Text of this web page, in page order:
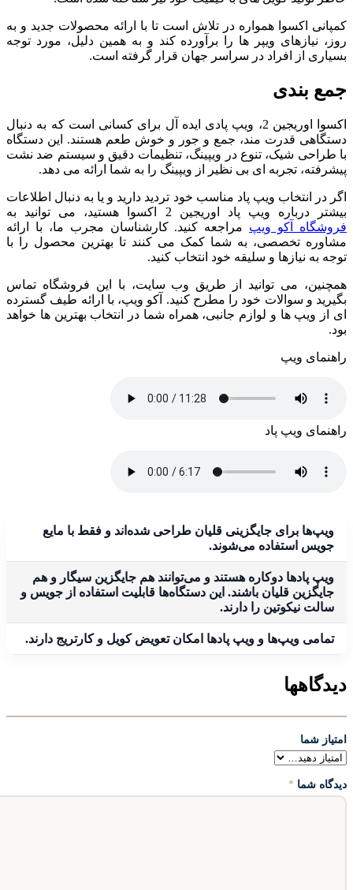
کمپانی اکسوا همواره در تلاش است تا با ارائه محصولات جدید و به
‌روز، نیازهای ویپر ها را برآورده کند و به همین دلیل، مورد توجه
بسیاری از افراد در سراسر جهان قرار گرفته است.
جمع‌ بندی
اکسوا اوریجین 2، ویپ پادی ایده ‌آل برای کسانی است که به دنبال
دستگاهی قدرت مند، جمع و جور و خوش ‌طعم هستند. این دستگاه
با طراحی شیک، تنوع در ویپینگ، تنظیمات دقیق و سیستم ضد نشت
پیشرفته، تجربه ‌ای بی‌ نظیر از ویپینگ را به شما ارائه می ‌دهد.
اگر در انتخاب ویپ پاد مناسب خود تردید دارید و یا به دنبال اطلاعات
بیشتر درباره ویپ پاد اوریجین 2 اکسوا هستید، می‌ توانید به
فروشگاه آکو ویپ مراجعه کنید. کارشناسان مجرب ما، با ارائه
مشاوره تخصصی، به شما کمک می ‌کنند تا بهترین محصول را با
توجه به نیازها و سلیقه خود انتخاب کنید.
همچنین، می‌ توانید از طریق وب ‌سایت، با این فروشگاه تماس
بگیرید و سوالات خود را مطرح کنید. آکو ویپ، با ارائه طیف گسترده‌
ای از ویپ ‌ها و لوازم جانبی، همراه شما در انتخاب بهترین ها خواهد
بود.
راهنمای ویپ
راهنمای ویپ پاد
ویپ‌ها برای جایگزینی قلیان طراحی شده‌اند و فقط با مایع
جویس استفاده می‌شوند.
ویپ پادها دوکاره هستند و می‌توانند هم جایگزین سیگار و هم
جایگزین قلیان باشند. این دستگاه‌ها قابلیت استفاده از جویس و
سالت نیکوتین را دارند.
تمامی ویپ‌ها و ویپ پادها امکان تعویض کویل و کارتریج دارند.
دیدگاهها
امتیاز شما
دیدگاه شما *